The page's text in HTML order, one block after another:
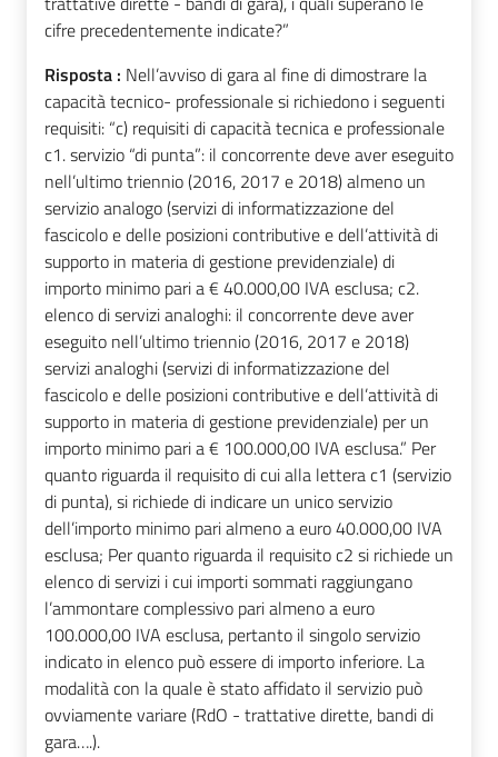
cifre precedentemente indicate?”
Risposta : Nell’avviso di gara al fine di dimostrare la
capacità tecnico- professionale si richiedono i seguenti
requisiti: “c) requisiti di capacità tecnica e professionale
c1. servizio “di punta”: il concorrente deve aver eseguito
nell’ultimo triennio (2016, 2017 e 2018) almeno un
servizio analogo (servizi di informatizzazione del
fascicolo e delle posizioni contributive e dell’attività di
supporto in materia di gestione previdenziale) di
importo minimo pari a € 40.000,00 IVA esclusa; c2.
elenco di servizi analoghi: il concorrente deve aver
eseguito nell’ultimo triennio (2016, 2017 e 2018)
servizi analoghi (servizi di informatizzazione del
fascicolo e delle posizioni contributive e dell’attività di
supporto in materia di gestione previdenziale) per un
importo minimo pari a € 100.000,00 IVA esclusa.” Per
quanto riguarda il requisito di cui alla lettera c1 (servizio
di punta), si richiede di indicare un unico servizio
dell’importo minimo pari almeno a euro 40.000,00 IVA
esclusa; Per quanto riguarda il requisito c2 si richiede un
elenco di servizi i cui importi sommati raggiungano
l’ammontare complessivo pari almeno a euro
100.000,00 IVA esclusa, pertanto il singolo servizio
indicato in elenco può essere di importo inferiore. La
modalità con la quale è stato affidato il servizio può
ovviamente variare (RdO - trattative dirette, bandi di
gara….).